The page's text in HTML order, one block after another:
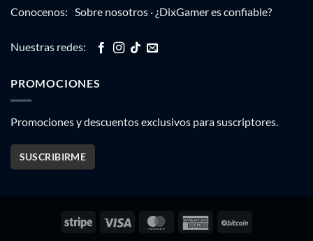
Conocenos: Sobre nosotros · ¿DixGamer es confiable?
Nuestras redes:
PROMOCIONES
Promociones y descuentos exclusivos para suscriptores.
SUSCRIBIRME
Stripe Visa MasterCardAmerican